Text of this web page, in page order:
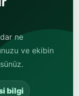
ne
ve ekibin
bilgi